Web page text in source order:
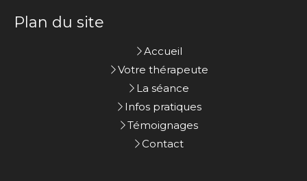
Plan du site
Accueil
Votre thérapeute
La séance
Infos pratiques
Témoignages
Contact